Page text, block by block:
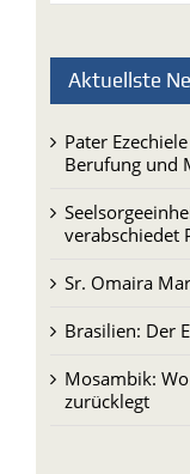
Aktuellste
Pater
Berufung und
verabschiedet
Sr. Omaira
Brasilien: Der
Mosambik:
zurücklegt